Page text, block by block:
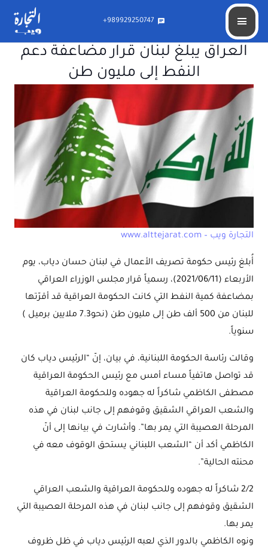
chat
989929250747+
العراق يبلغ لبنان قرار مضاعفة دعم
النفط إلى مليون طن
التجارة ويب – www.alttejarat.com
أُبلغ رئيس حكومة تصريف الأعمال في لبنان حسان دياب، يوم
الأربعاء (2021/06/11)، رسمياً قرار مجلس الوزراء العراقي
بمضاعفة كمية النفط التي كانت الحكومة العراقية قد أقرّتها
للبنان من 500 ألف طن إلى مليون طن (نحو7.3 ملايين برميل )
سنوياً.
وقالت رئاسة الحكومة اللبنانية، في بيان، إنّ “الرئيس دياب كان
قد تواصل هاتفياً مساء أمس مع رئيس الحكومة العراقية
مصطفى الكاظمي شاكراً له جهوده وللحكومة العراقية
والشعب العراقي الشقيق وقوفهم إلى جانب لبنان في هذه
المرحلة العصيبة التي يمر بها”. وأشارت في بيانها إلى أنّ
الكاظمي أكد أن “الشعب اللبناني يستحق الوقوف معه في
محنته الحالية”.
2/2 شاكراً له جهوده وللحكومة العراقية والشعب العراقي
الشقيق وقوفهم إلى جانب لبنان في هذه المرحلة العصيبة التي
يمر بها.
ونوه الكاظمي بالدور الذي لعبه الرئيس دياب في ظل ظروف